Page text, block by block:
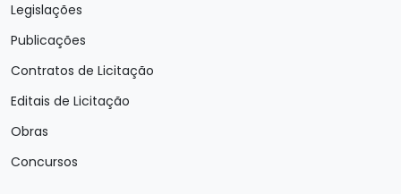
Legislações
Publicações
Contratos de Licitação
Editais de Licitação
Obras
Concursos